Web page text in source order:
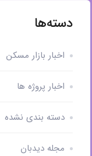
دسته‌ها
اخبار بازار مسکن
اخبار پروژه ها
دسته بندی نشده
مجله دیدبان